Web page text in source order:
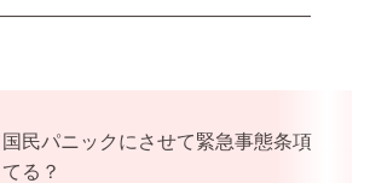
民パニックにさせて緊急事態条項
る？